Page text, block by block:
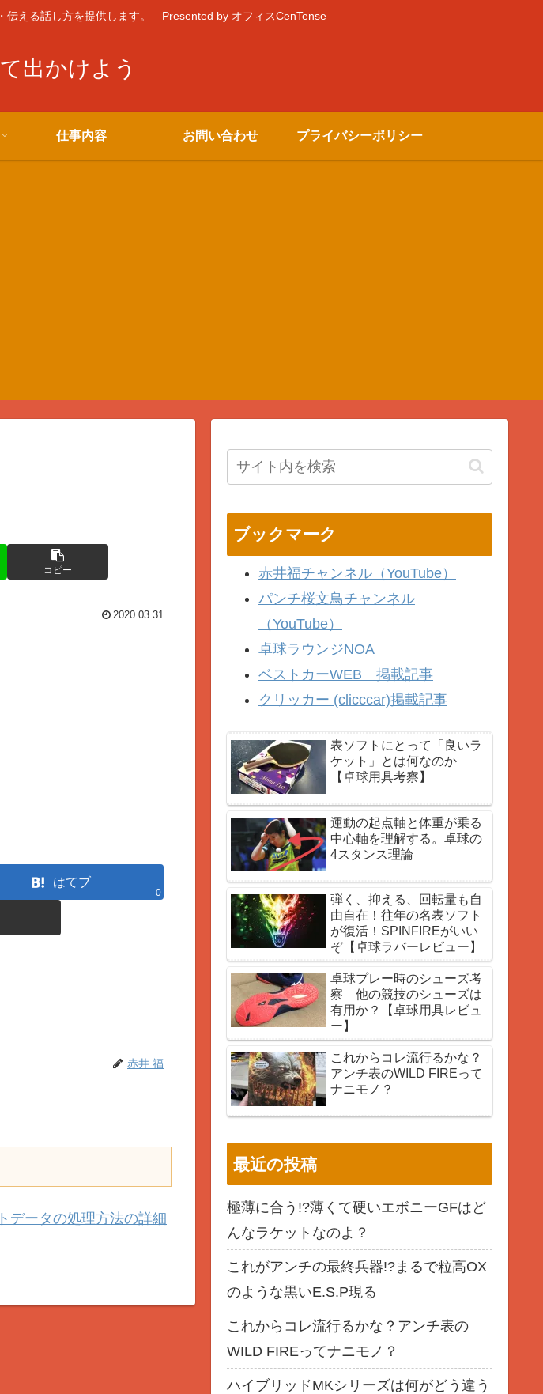
伝える話し方を提供します。 Presented by オフィスCenTense
出かけよう
仕事内容 お問い合わせ プライバシーポリシー
コピー
2020.03.31
はてブ
0
赤井 福
データの処理方法の詳細
ブックマーク
赤井福チャンネル（YouTube）
パンチ桜文鳥チャンネル
（YouTube）
卓球ラウンジNOA
ベストカーWEB 掲載記事
クリッカー (clicccar)掲載記事
表ソフトにとって「良いラ
ケット」とは何なのか
【卓球用具考察】
運動の起点軸と体重が乗る
中心軸を理解する。卓球の
4スタンス理論
弾く、抑える、回転量も自
由自在！往年の名表ソフト
が復活！SPINFIREがいい
ぞ【卓球ラバーレビュー】
卓球プレー時のシューズ考
察 他の競技のシューズは
有用か？【卓球用具レビュ
ー】
これからコレ流行るかな？
アンチ表のWILD FIREって
ナニモノ？
最近の投稿
極薄に合う!?薄くて硬いエボニーGFはど
んなラケットなのよ？
これがアンチの最終兵器!?まるで粒高OX
のような黒いE.S.P現る
これからコレ流行るかな？アンチ表の
WILD FIREってナニモノ？
ハイブリッドMKシリーズは何がどう違う